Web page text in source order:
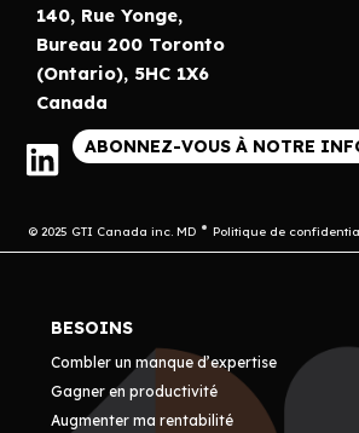
140, Rue Yonge,
Bureau 200 Toronto
(Ontario), 5HC 1X6
Canada
ABONNEZ-VOUS À NOTRE
© 2025 GTI Canada inc. MD Politique de
BESOINS
Combler un manque d’expertise
Gagner en productivité
Augmenter ma rentabilité